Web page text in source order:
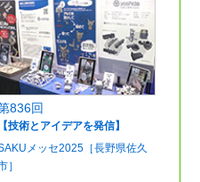
836回
【技術とアイデアを発信】
メッセ2025［長野県佐久
］